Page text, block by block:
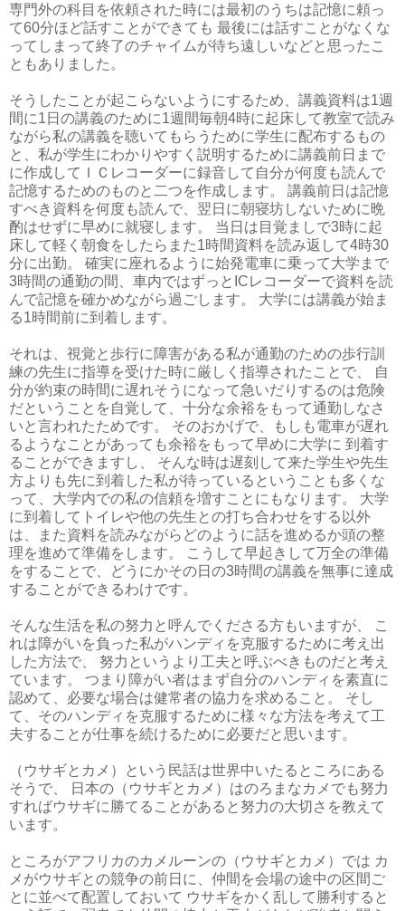
専門外の科目を依頼された時には最初のうちは記憶に頼っ
て60分ほど話すことができても 最後には話すことがなくな
ってしまって終了のチャイムが待ち遠しいなどと思ったこ
ともありました。
そうしたことが起こらないようにするため、講義資料は1週
間に1日の講義のために1週間毎朝4時に起床して教室で読み
ながら私の講義を聴いてもらうために学生に配布するもの
と、私が学生にわかりやすく説明するために講義前日まで
に作成してＩＣレコーダーに録音して自分が何度も読んで
記憶するためのものと二つを作成します。 講義前日は記憶
すべき資料を何度も読んで、翌日に朝寝坊しないために晩
酌はせずに早めに就寝します。 当日は目覚ましで3時に起
床して軽く朝食をしたらまた1時間資料を読み返して4時30
分に出勤。 確実に座れるように始発電車に乗って大学まで
3時間の通勤の間、車内ではずっとICレコーダーで資料を読
んで記憶を確かめながら過ごします。 大学には講義が始ま
る1時間前に到着します。
それは、視覚と歩行に障害がある私が通勤のための歩行訓
練の先生に指導を受けた時に厳しく指導されたことで、 自
分が約束の時間に遅れそうになって急いだりするのは危険
だということを自覚して、十分な余裕をもって通勤しなさ
いと言われたためです。 そのおかげで、もしも電車が遅れ
るようなことがあっても余裕をもって早めに大学に 到着す
ることができますし、 そんな時は遅刻して来た学生や先生
方よりも先に到着した私が待っているということも多くな
って、大学内での私の信頼を増すことにもなります。 大学
に到着してトイレや他の先生との打ち合わせをする以外
は、また資料を読みながらどのように話を進めるか頭の整
理を進めて準備をします。 こうして早起きして万全の準備
をすることで、どうにかその日の3時間の講義を無事に達成
することができるわけです。
そんな生活を私の努力と呼んでくださる方もいますが、 こ
れは障がいを負った私がハンディを克服するために考え出
した方法で、 努力というより工夫と呼ぶべきものだと考え
ています。 つまり障がい者はまず自分のハンディを素直に
認めて、必要な場合は健常者の協力を求めること。 そし
て、そのハンディを克服するために様々な方法を考えて工
夫することが仕事を続けるために必要だと思います。
（ウサギとカメ）という民話は世界中いたるところにある
そうで、 日本の（ウサギとカメ）はのろまなカメでも努力
すればウサギに勝てることがあると努力の大切さを教えて
います。
ところがアフリカのカメルーンの（ウサギとカメ）では カ
メがウサギとの競争の前日に、仲間を会場の途中の区間ご
とに並べて配置しておいて ウサギをかく乱して勝利すると